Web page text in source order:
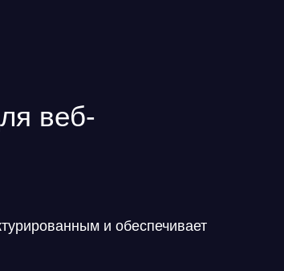
веб-
и обеспечивает